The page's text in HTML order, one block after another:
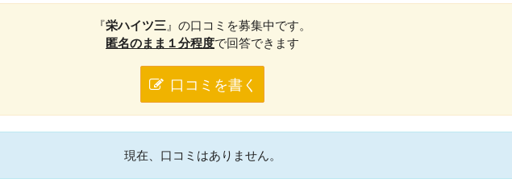
『栄ハイツ三』の口コミを募集中です。
匿名のまま１分程度で回答できます
口コミを書く
現在、口コミはありません。